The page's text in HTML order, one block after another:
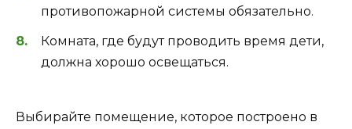
противопожарной системы обязательно.
Комната, где будут проводить время дети,
должна хорошо освещаться.
Выбирайте помещение, которое построено в